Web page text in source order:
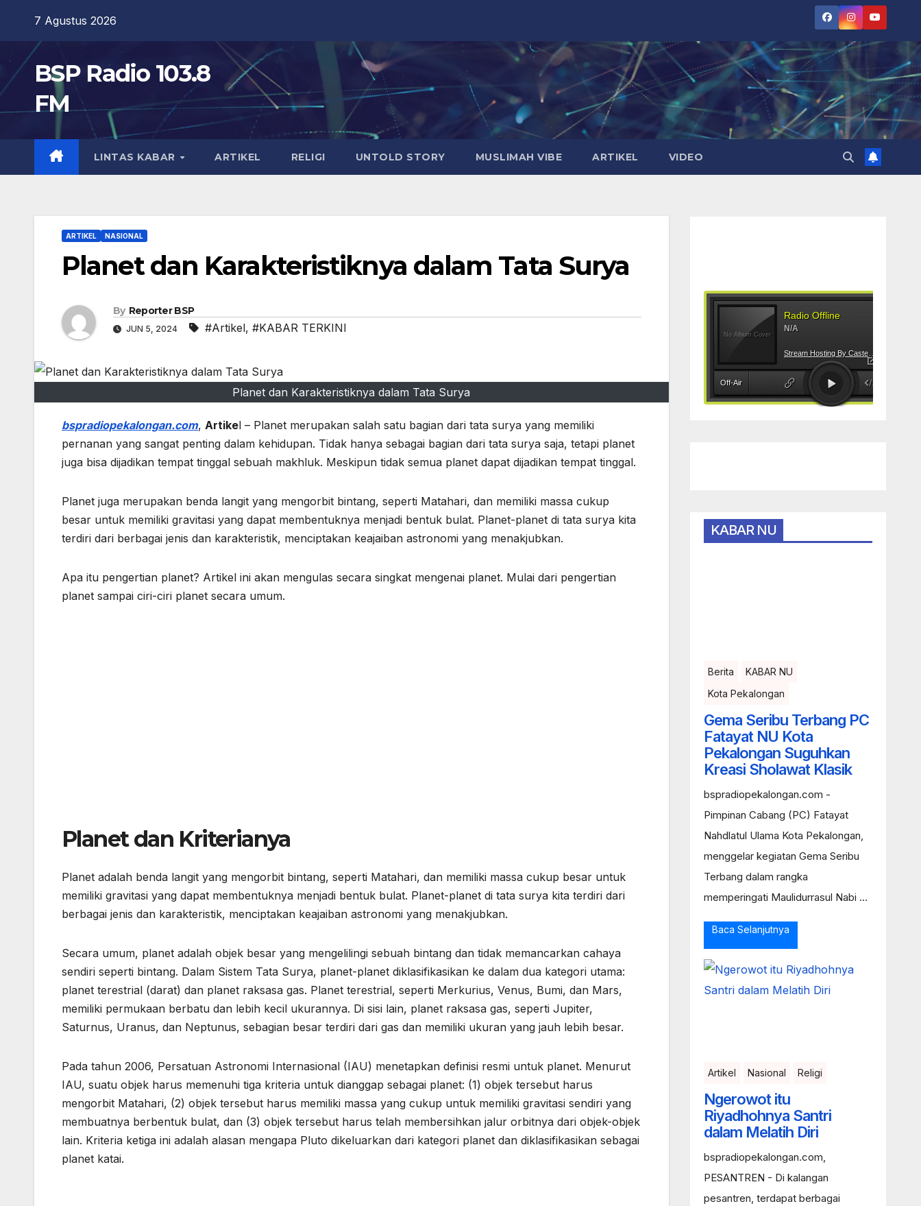
content
7 Agustus 2026
BSP Radio 103.8
FM
LINTAS KABAR ARTIKEL RELIGI UNTOLD STORY MUSLIMAH VIBE ARTIKEL VIDEO
ARTIKEL NASIONAL
Planet dan Karakteristiknya dalam Tata Surya
By Reporter BSP
JUN 5, 2024 #Artikel, #KABAR TERKINI
Planet dan Karakteristiknya dalam Tata Surya
bspradiopekalongan.com, Artikel – Planet merupakan salah satu bagian dari tata surya yang memiliki
pernanan yang sangat penting dalam kehidupan. Tidak hanya sebagai bagian dari tata surya saja, tetapi planet
juga bisa dijadikan tempat tinggal sebuah makhluk. Meskipun tidak semua planet dapat dijadikan tempat tinggal.
Planet juga merupakan benda langit yang mengorbit bintang, seperti Matahari, dan memiliki massa cukup
besar untuk memiliki gravitasi yang dapat membentuknya menjadi bentuk bulat. Planet-planet di tata surya kita
terdiri dari berbagai jenis dan karakteristik, menciptakan keajaiban astronomi yang menakjubkan.
Apa itu pengertian planet? Artikel ini akan mengulas secara singkat mengenai planet. Mulai dari pengertian
planet sampai ciri-ciri planet secara umum.
Planet dan Kriterianya
Planet adalah benda langit yang mengorbit bintang, seperti Matahari, dan memiliki massa cukup besar untuk
memiliki gravitasi yang dapat membentuknya menjadi bentuk bulat. Planet-planet di tata surya kita terdiri dari
berbagai jenis dan karakteristik, menciptakan keajaiban astronomi yang menakjubkan.
Secara umum, planet adalah objek besar yang mengelilingi sebuah bintang dan tidak memancarkan cahaya
sendiri seperti bintang. Dalam Sistem Tata Surya, planet-planet diklasifikasikan ke dalam dua kategori utama:
planet terestrial (darat) dan planet raksasa gas. Planet terestrial, seperti Merkurius, Venus, Bumi, dan Mars,
memiliki permukaan berbatu dan lebih kecil ukurannya. Di sisi lain, planet raksasa gas, seperti Jupiter,
Saturnus, Uranus, dan Neptunus, sebagian besar terdiri dari gas dan memiliki ukuran yang jauh lebih besar.
Pada tahun 2006, Persatuan Astronomi Internasional (IAU) menetapkan definisi resmi untuk planet. Menurut
IAU, suatu objek harus memenuhi tiga kriteria untuk dianggap sebagai planet: (1) objek tersebut harus
mengorbit Matahari, (2) objek tersebut harus memiliki massa yang cukup untuk memiliki gravitasi sendiri yang
membuatnya berbentuk bulat, dan (3) objek tersebut harus telah membersihkan jalur orbitnya dari objek-objek
lain. Kriteria ketiga ini adalah alasan mengapa Pluto dikeluarkan dari kategori planet dan diklasifikasikan sebagai
planet katai.
KABAR NU
Berita
KABAR NU
Kota Pekalongan
Gema Seribu Terbang PC
Fatayat NU Kota
Pekalongan Suguhkan
Kreasi Sholawat Klasik
bspradiopekalongan.com -
Pimpinan Cabang (PC) Fatayat
Nahdlatul Ulama Kota Pekalongan,
menggelar kegiatan Gema Seribu
Terbang dalam rangka
memperingati Maulidurrasul Nabi ...
Baca Selanjutnya
Artikel Nasional Religi
Ngerowot itu
Riyadhohnya Santri
dalam Melatih Diri
bspradiopekalongan.com,
PESANTREN - Di kalangan
pesantren, terdapat berbagai